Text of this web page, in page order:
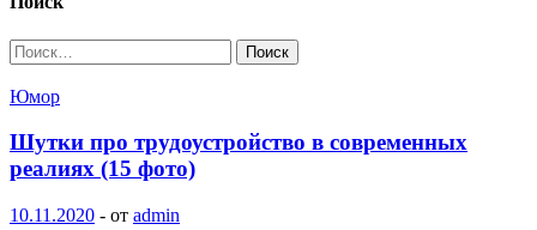
Найти:
Юмор
Шутки про трудоустройство в современных
реалиях (15 фото)
10.11.2020 - от admin